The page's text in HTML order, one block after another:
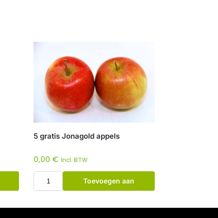
5 gratis Jonagold appels
0,00 € Incl. BTW
Toevoegen aan